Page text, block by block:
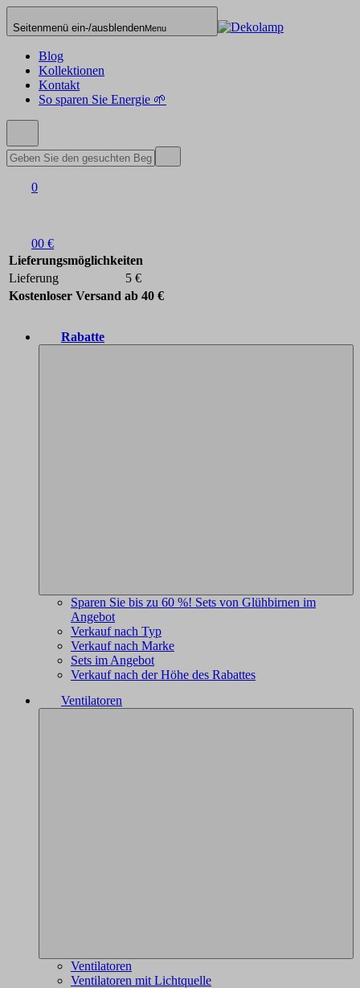
Seitenmenü ein-/ausblendenMenu
Blog
Kollektionen
Kontakt
So sparen Sie Energie 🌱
0
00 €
Lieferungsmöglichkeiten
Lieferung
5 €
Kostenloser Versand ab 40 €
Rabatte
Sparen Sie bis zu 60 %! Sets von Glühbirnen im
Angebot
Verkauf nach Typ
Verkauf nach Marke
Sets im Angebot
Verkauf nach der Höhe des Rabattes
Ventilatoren
Ventilatoren
Ventilatoren mit Lichtquelle